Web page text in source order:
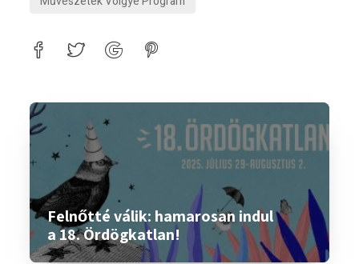
Felnőtté válik: hamarosan indul
a 18. Ördögkatlan!